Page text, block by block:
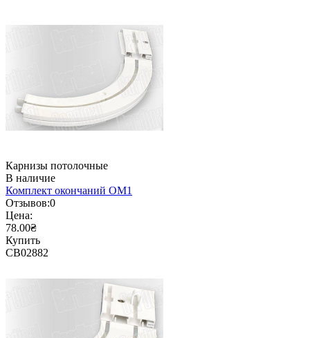
Карнизы потолочные
В наличие
Комплект окончаний ОМ1
Отзывов:0
Цена:
78.00₴
Купить
CB02882